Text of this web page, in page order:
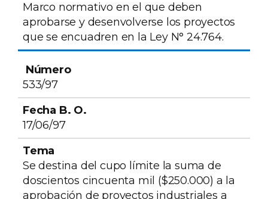
Marco normativo en el que deben
aprobarse y desenvolverse los proyectos
que se encuadren en la Ley N° 24.764.
533/97
17/06/97
Se destina del cupo límite la suma de
doscientos cincuenta mil ($250.000) a la
aprobación de proyectos industriales a